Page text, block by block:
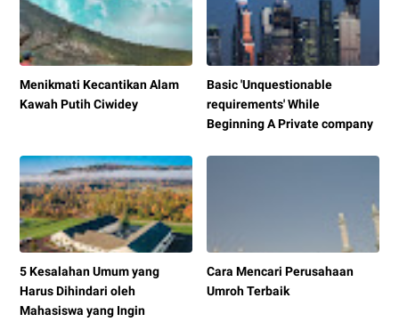
Menikmati Kecantikan Alam
Kawah Putih Ciwidey
Basic 'Unquestionable
requirements' While
Beginning A Private company
5 Kesalahan Umum yang
Harus Dihindari oleh
Mahasiswa yang Ingin
Cara Mencari Perusahaan
Umroh Terbaik